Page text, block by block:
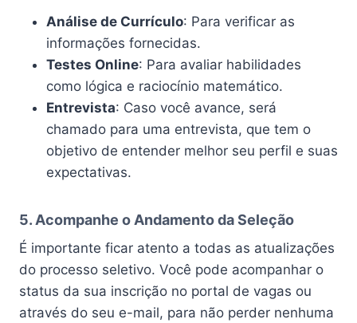
Análise de Currículo: Para verificar as
informações fornecidas.
Testes Online: Para avaliar habilidades
como lógica e raciocínio matemático.
Entrevista: Caso você avance, será
chamado para uma entrevista, que tem o
objetivo de entender melhor seu perfil e suas
expectativas.
5. Acompanhe o Andamento da Seleção
É importante ficar atento a todas as atualizações
do processo seletivo. Você pode acompanhar o
status da sua inscrição no portal de vagas ou
através do seu e-mail, para não perder nenhuma